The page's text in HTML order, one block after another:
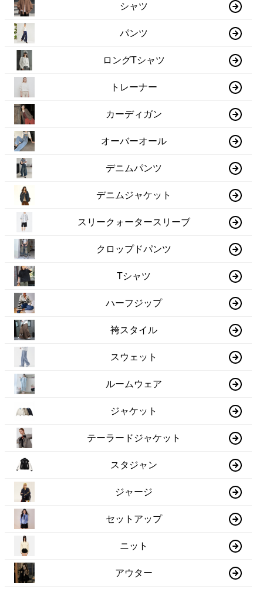
シャツ
パンツ
ロングTシャツ
トレーナー
カーディガン
オーバーオール
デニムパンツ
デニムジャケット
スリークォータースリーブ
クロップドパンツ
Tシャツ
ハーフジップ
袴スタイル
スウェット
ルームウェア
ジャケット
テーラードジャケット
スタジャン
ジャージ
セットアップ
ニット
アウター